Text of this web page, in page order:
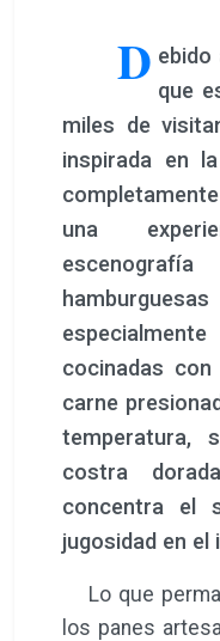
D ebido
que
miles de
inspirada en
una
cocinadas
carne
temperatura,
costra
concentra el
jugosidad en el
Lo que
los panes